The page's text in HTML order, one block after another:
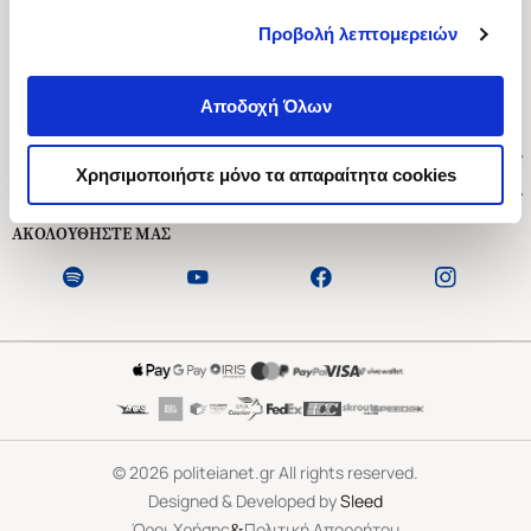
Προβολή λεπτομερειών
Αποδοχή Όλων
Χρησιμοποιήστε μόνο τα απαραίτητα cookies
Ασκληπιού 1-3, Αθήνα 106 79
Δευτέρα - Παρασκευή 09:00-21:00
Εξυπηρέτηση Πελατών
ΑΚΟΛΟΥΘΗΣΤΕ ΜΑΣ
©2026 politeianet.gr All rights reserved.
Designed & Developed bySleed